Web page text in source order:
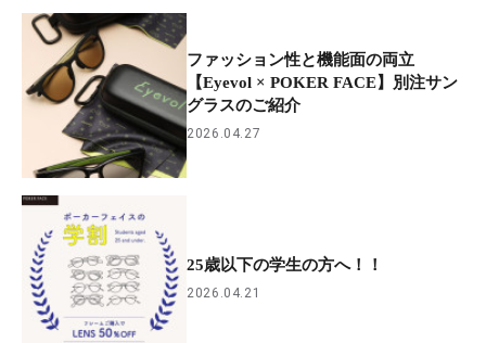
ファッション性と機能面の両立
【Eyevol × POKER FACE】別注サン
グラスのご紹介
2026.04.27
25歳以下の学生の方へ！！
2026.04.21